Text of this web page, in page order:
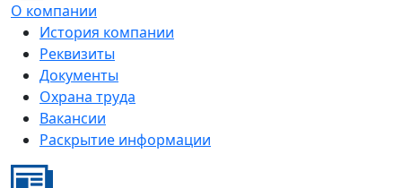
О компании
История компании
Реквизиты
Документы
Охрана труда
Вакансии
Раскрытие информации